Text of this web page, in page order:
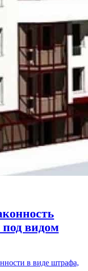
под видом
в виде штрафа,